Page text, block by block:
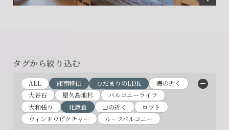
タグから絞り込む
ALL 湘南移住 ひだまりのLDK
海の近く
大谷石
屋久島地杉
バルコニーライフ
大和張り
北鎌倉 山の近く
ロフト
ウィンドウピクチャー
ルーフバルコニー